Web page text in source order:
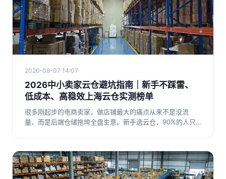
2026-08-07 14:07
2026中小卖家云仓避坑指南｜新手不踩雷、
低成本、高稳效上海云仓实测榜单
很多刚起步的电商卖家，做店铺最大的痛点从来不是没流
量，而是后端仓储拖垮全盘生意。新手选云仓，90%的人只